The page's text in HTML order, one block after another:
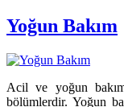
Yoğun Bakım
Acil ve yoğun
bölümlerdir. Yoğun